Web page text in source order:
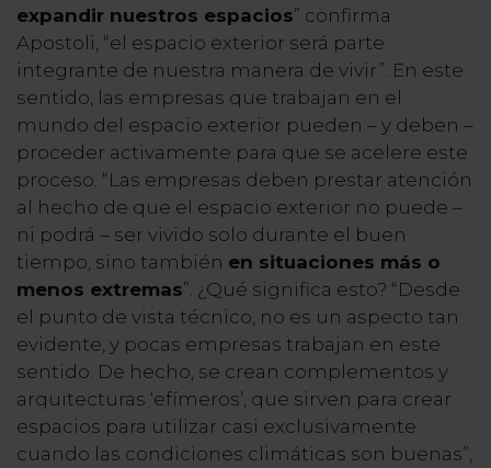
expandir nuestros espacios” confirma
Apostoli, “el espacio exterior será parte
integrante de nuestra manera de vivir”. En este
sentido, las empresas que trabajan en el
mundo del espacio exterior pueden – y deben –
proceder activamente para que se acelere este
proceso. “Las empresas deben prestar atención
al hecho de que el espacio exterior no puede –
ni podrá – ser vivido solo durante el buen
tiempo, sino también en situaciones más o
menos extremas”. ¿Qué significa esto? “Desde
el punto de vista técnico, no es un aspecto tan
evidente, y pocas empresas trabajan en este
sentido. De hecho, se crean complementos y
arquitecturas ‘efímeros’, que sirven para crear
espacios para utilizar casi exclusivamente
cuando las condiciones climáticas son buenas”,